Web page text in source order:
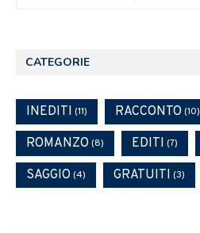
CATEGORIE
INEDITI (11) RACCONTO (10)
ROMANZO (8) EDITI (7)
SAGGIO (4) GRATUITI (3)